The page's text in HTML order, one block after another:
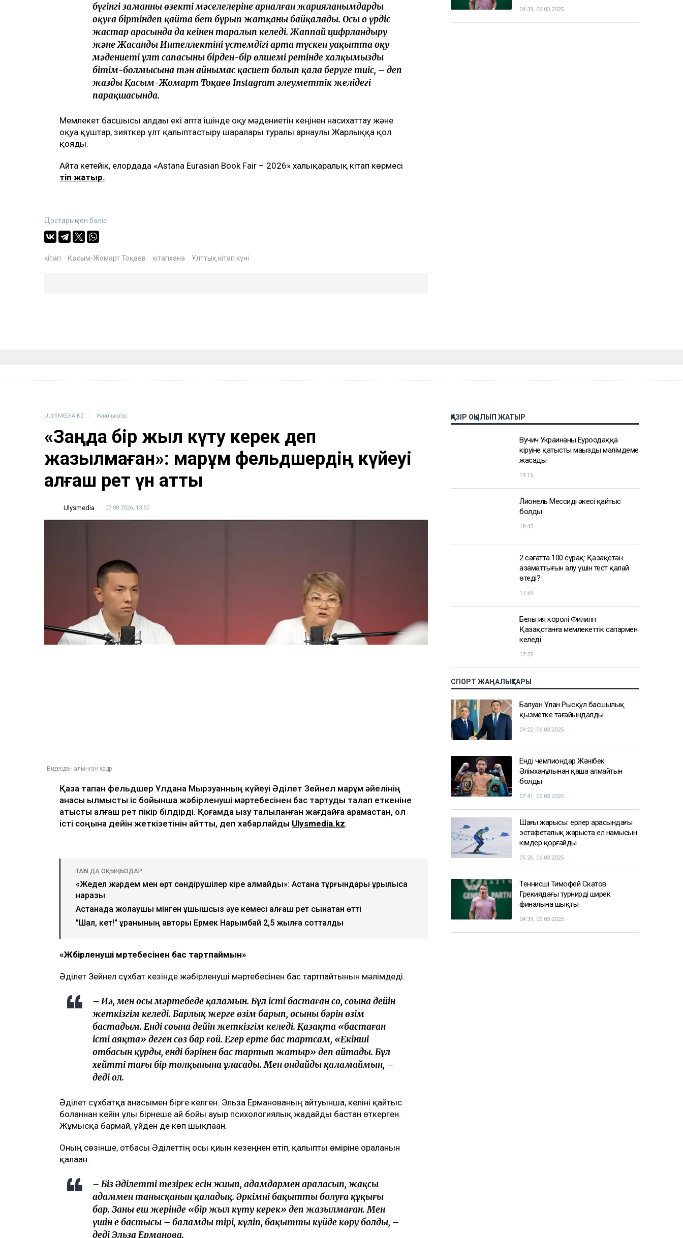
бүгінгі заманның өзекті мәселелеріне арналған жарияланымдарды
оқуға біртіндеп қайта бет бұрып жатқаны байқалады. Осы оң үрдіс
жастар арасында да кеңінен таралып келеді. Жаппай цифрландыру
және Жасанды Интеллектінің үстемдігі арта түскен уақытта оқу
мәдениеті ұлт сапасының бірден-бір өлшемі ретінде халқымыздың
бітім-болмысына тән айнымас қасиет болып қала беруге тиіс, – деп
жазды Қасым-Жомарт Тоқаев Instagram әлеуметтік желідегі
парақшасында.
Мемлекет басшысы алдағы екі апта ішінде оқу мәдениетін кеңінен насихаттау және
оқуға құштар, зияткер ұлт қалыптастыру шаралары туралы арнаулы Жарлыққа қол
қояды.
Айта кетейік, елордада «Astana Eurasian Book Fair – 2026» халықаралық кітап көрмесі
өтіп жатыр.
Достарыңмен бөліс
кітап Қасым-Жомарт Тоқаев кітапхана Ұлттық кітап күні
04:39, 06.03.2025
ULYSMEDIA.KZ Жаңалықтар
«Заңда бір жыл күту керек деп
жазылмаған»: марқұм фельдшердің күйеуі
алғаш рет үн қатты
Ulysmedia 07.08.2026, 13:50
Видеодан алынған кадр
Қаза тапқан фельдшер Ұлдана Мырзуанның күйеуі Әділет Зейнел марқұм әйелінің
анасы қылмыстық іс бойынша жәбірленуші мәртебесінен бас тартуды талап еткеніне
қатысты алғаш рет пікір білдірді. Қоғамда қызу талқыланған жағдайға қарамастан, ол
істі соңына дейін жеткізетінін айтты, деп хабарлайды Ulysmedia.kz.
ТАҒЫ ДА ОҚЫҢЫЗДАР
«Жедел жәрдем мен өрт сөндірушілер кіре алмайды»: Астана тұрғындары құрылысқа
наразы
Астанада жолаушы мінген ұшқышсыз әуе кемесі алғаш рет сынақтан өтті
"Шал, кет!" ұранының авторы Ермек Нарымбай 2,5 жылға сотталды
«Жәбірленуші мәртебесінен бас тартпаймын»
Әділет Зейнел сұхбат кезінде жәбірленуші мәртебесінен бас тартпайтынын мәлімдеді.
– Иә, мен осы мәртебеде қаламын. Бұл істі бастаған соң, соңына дейін
жеткізгім келеді. Барлық жерге өзім барып, осының бәрін өзім
бастадым. Енді соңына дейін жеткізгім келеді. Қазақта «бастаған
істі аяқта» деген сөз бар ғой. Егер ертең бас тартсам, «Екінші
отбасын құрды, енді бәрінен бас тартып жатыр» деп айтады. Бұл
хейттің тағы бір толқынына ұласады. Мен ондайды қаламаймын, –
деді ол.
Әділет сұхбатқа анасымен бірге келген. Эльза Ерманованың айтуынша, келіні қайтыс
болғаннан кейін ұлы бірнеше ай бойы ауыр психологиялық жағдайды бастан өткерген.
Жұмысқа бармай, үйден де көп шықпаған.
Оның сөзінше, отбасы Әділеттің осы қиын кезеңнен өтіп, қалыпты өміріне оралғанын
қалаған.
– Біз Әділеттің тезірек есін жиып, адамдармен араласып, жақсы
адаммен танысқанын қаладық. Әркімнің бақытты болуға құқығы
бар. Заңның еш жерінде «бір жыл күту керек» деп жазылмаған. Мен
үшін ең бастысы – баламды тірі, күліп, бақытты күйде көру болды, –
деді Эльза Ерманова.
ҚАЗІР ОҚЫЛЫП ЖАТЫР
Вучич Украинаның Еуроодаққа
кіруіне қатысты маңызды мәлімдеме
жасады
19:15
Лионель Мессидің әкесі қайтыс
болды
18:45
2 сағатта 100 сұрақ: Қазақстан
азаматтығын алу үшін тест қалай
өтеді?
17:59
Бельгия королі Филипп
Қазақстанға мемлекеттік сапармен
келеді
17:25
СПОРТ ЖАҢАЛЫҚТАРЫ
Балуан Ұлан Рысқұл басшылық
қызметке тағайындалды
09:22, 06.03.2025
Енді чемпиондар Жәнібек
Әлімханұлынан қаша алмайтын
болды
07:41, 06.03.2025
Шаңғы жарысы: ерлер арасындағы
эстафеталық жарыста ел намысын
кімдер қорғайды
05:26, 06.03.2025
Теннисші Тимофей Скатов
Грекиядағы турнирдің ширек
финалына шықты
04:39, 06.03.2025